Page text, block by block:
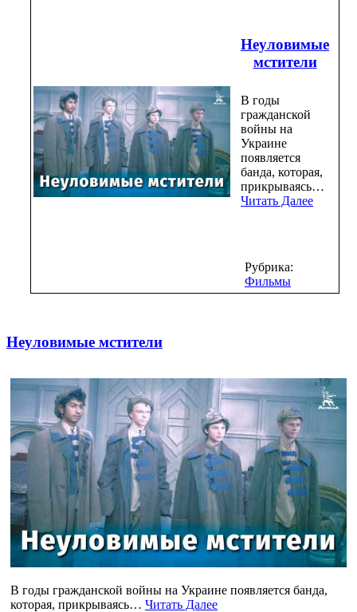
Неуловимые
мстители
В годы
гражданской
войны на
Украине
появляется
банда, которая,
прикрываясь…
Читать Далее
Рубрика:
Фильмы
Неуловимые мстители
В годы гражданской войны на Украине появляется банда,
которая, прикрываясь… Читать Далее